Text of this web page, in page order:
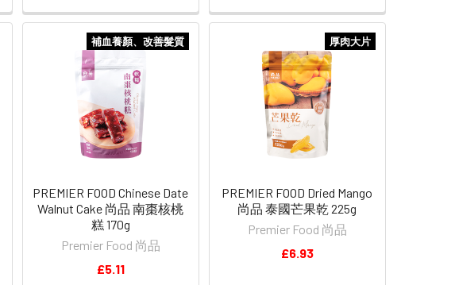
補血養顏、改善髮質
PREMIER FOOD Chinese Date
Walnut Cake 尚品 南棗核桃
糕 170g
Premier Food 尚品
£5.11
厚肉大片
PREMIER FOOD Dried Mango
尚品 泰國芒果乾 225g
Premier Food 尚品
£6.93